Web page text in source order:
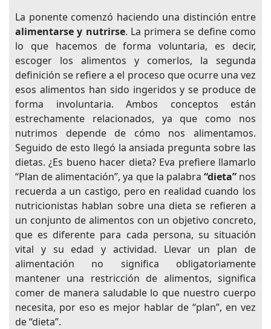
La ponente comenzó haciendo una distinción entre
alimentarse y nutrirse. La primera se define como
lo que hacemos de forma voluntaria, es decir,
escoger los alimentos y comerlos, la segunda
definición se refiere a el proceso que ocurre una vez
esos alimentos han sido ingeridos y se produce de
forma involuntaria. Ambos conceptos están
estrechamente relacionados, ya que como nos
nutrimos depende de cómo nos alimentamos.
Seguido de esto llegó la ansiada pregunta sobre las
dietas. ¿Es bueno hacer dieta? Eva prefiere llamarlo
“Plan de alimentación”, ya que la palabra “dieta”nos
recuerda a un castigo, pero en realidad cuando los
nutricionistas hablan sobre una dieta se refieren a
un conjunto de alimentos con un objetivo concreto,
que es diferente para cada persona, su situación
vital y su edad y actividad. Llevar un plan de
alimentación no significa obligatoriamente
mantener una restricción de alimentos, significa
comer de manera saludable lo que nuestro cuerpo
necesita, por eso es mejor hablar de “plan”, en vez
de “dieta”.